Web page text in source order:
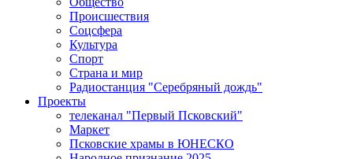
Происшествия
Соцсфера
Культура
Спорт
Страна и мир
Радиостанция "Серебряный дождь"
Проекты
телеканал "Первый Псковский"
Маркет
Псковские храмы в ЮНЕСКО